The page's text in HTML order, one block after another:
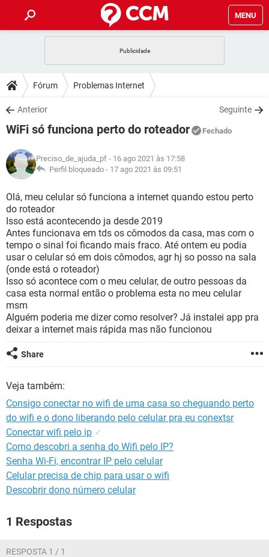
MENU
CELULAR FACEBOOK
OUTLOOK
INSTAGRAM GMAIL
GUIA DE COMPRAS
DICAS
JOGOS WHATSAPP
INSTAGRAM GMAIL
GUIA DE COMPRAS
DOWNLOADS
JOGOS WHATSAPP
CELULAR
OUTLOOK EXCEL
INSTAGRAM
GUIA DE COMPRAS
JOGOS WHATSAPP
CELULAR
OUTLOOK EXCEL
INSTAGRAM GMAIL
GUIA DE COMPRAS
GLOSSÁRIO
JOGOS
CELULAR
OUTLOOK EXCEL
INSTAGRAM
GUIA DE COMPRAS
Fórum Problemas Internet
Anterior Seguinte
WiFi só funciona perto do roteador Fechado
Preciso_de_ajuda_pf - 16 ago 2021 às 17:58
Perfil bloqueado - 17 ago 2021 às 09:51
Olá, meu celular só funciona a internet quando estou perto
do roteador
Isso está acontecendo ja desde 2019
Antes funcionava em tds os cômodos da casa, mas com o
tempo o sinal foi ficando mais fraco. Até ontem eu podia
usar o celular só em dois cômodos, agr hj so posso na sala
(onde está o roteador)
Isso só acontece com o meu celular, de outro pessoas da
casa esta normal então o problema esta no meu celular
msm
Alguém poderia me dizer como resolver? Já instalei app pra
deixar a internet mais rápida mas não funcionou
Share
Veja também:
Consigo conectar no wifi de uma casa so cheguando perto
do wifi e o dono liberando pelo celular pra eu conextsr
Conectar wifi pelo ip ✓
Como descobri a senha do Wifi pelo IP?
Senha Wi-Fi, encontrar IP pelo celular
Celular precisa de chip para usar o wifi
Descobrir dono número celular
1 Respostas
RESPOSTA 1 / 1